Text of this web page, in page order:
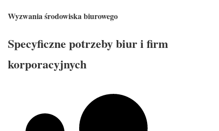
Wyzwania środowiska biurowego
Specyficzne potrzeby biur i firm
korporacyjnych